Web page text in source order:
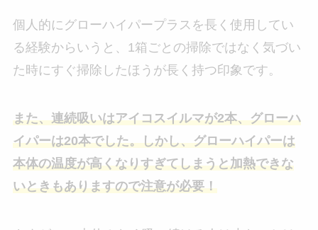
個人的にグローハイパープラスを長く使用してい
る経験からいうと、1箱ごとの掃除ではなく気づい
た時にすぐ掃除したほうが長く持つ印象です。
また、連続吸いはアイコスイルマが2本、グローハ
イパーは20本でした。しかし、グローハイパーは
本体の温度が高くなりすぎてしまうと加熱できな
いときもありますので注意が必要！